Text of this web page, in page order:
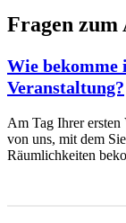
Fragen zum
Wie bekomme
Veranstaltung?
Am Tag Ihrer ersten
von uns, mit dem
Räumlichkeiten